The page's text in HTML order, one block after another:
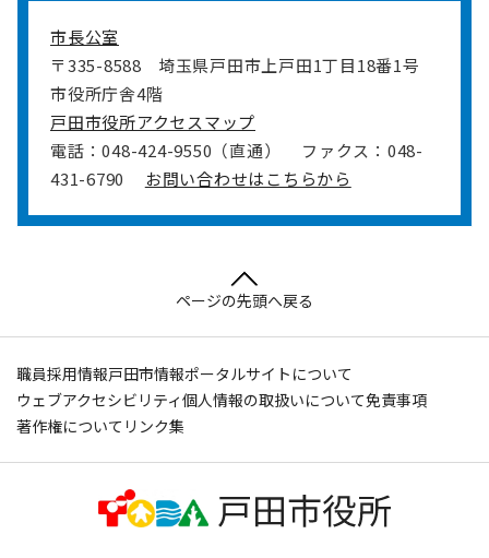
市長公室
〒335-8588
埼玉県戸田市上戸田1丁目18番1号
市役所庁舎4階
戸田市役所アクセスマップ
電話：048-424-9550（直通）
ファクス：048-
431-6790
お問い合わせはこちらから
ページの先頭へ戻る
職員採用情報戸田市情報ポータルサイトについて
ウェブアクセシビリティ個人情報の取扱いについて免責事項
著作権について リンク集